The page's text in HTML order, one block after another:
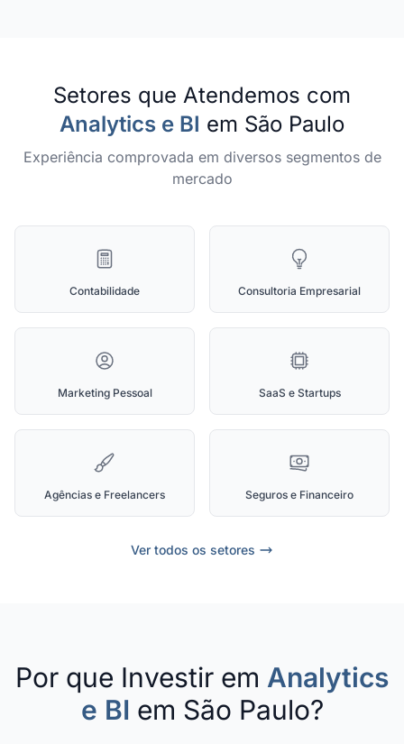
Setores que Atendemos com
Analytics e BI em São Paulo
Experiência comprovada em diversos segmentos de
mercado
Contabilidade Consultoria Empresarial
Marketing Pessoal SaaS e Startups
Agências e Freelancers Seguros e Financeiro
Ver todos os setores
Por que Investir em Analytics
e BI em São Paulo?